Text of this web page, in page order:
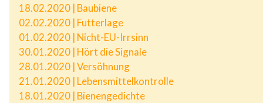
18.02.2020 | Baubiene
02.02.2020 | Futterlage
01.02.2020 | Nicht-EU-Irrsinn
30.01.2020 | Hört die Signale
28.01.2020 | Versöhnung
21.01.2020 | Lebensmittelkontrolle
18.01.2020 | Bienengedichte